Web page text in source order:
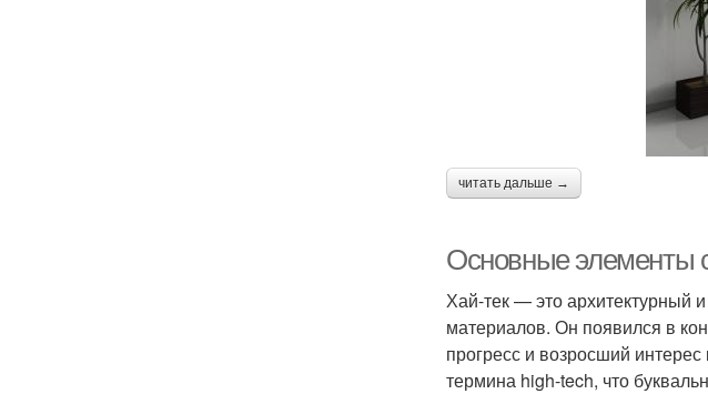
читать дальше →
Основные элементы
Хай-тек — это архитектурный
материалов. Он появился в
прогресс и возросший
термина high-tech, что